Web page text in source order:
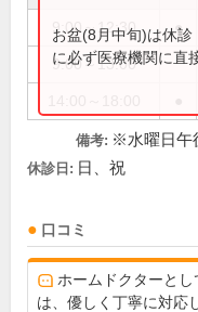
9:00～12:30 ●
9:00～13:00
お盆(8月中旬)は休
に必ず医療機関に直
備考: ※水曜日午
休診日: 日、祝
口コミ
ホームドクターと
は、優しく丁寧に対応